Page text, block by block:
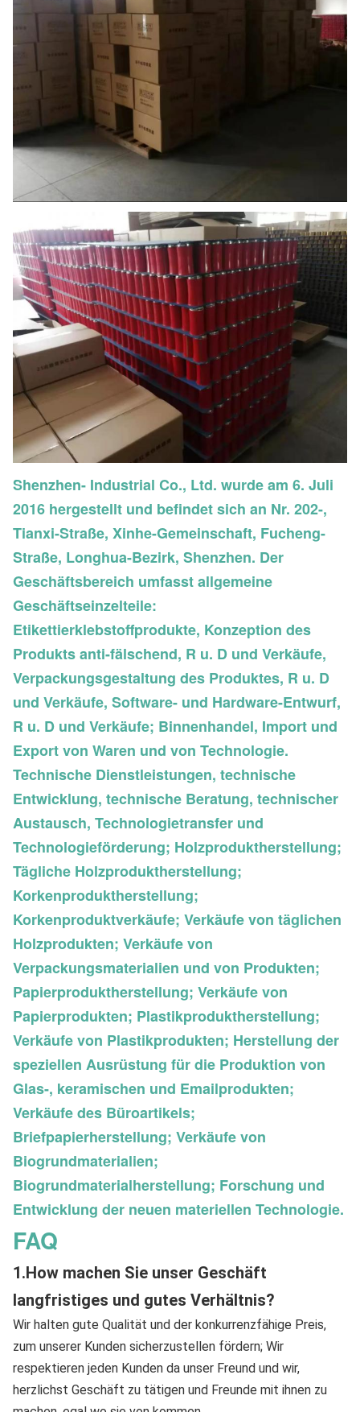
Shenzhen- Industrial Co., Ltd. wurde am 6. Juli
2016 hergestellt und befindet sich an Nr. 202-,
Tianxi-Straße, Xinhe-Gemeinschaft, Fucheng-
Straße, Longhua-Bezirk, Shenzhen. Der
Geschäftsbereich umfasst allgemeine
Geschäftseinzelteile:
Etikettierklebstoffprodukte, Konzeption des
Produkts anti-fälschend, R u. D und Verkäufe,
Verpackungsgestaltung des Produktes, R u. D
und Verkäufe, Software- und Hardware-Entwurf,
R u. D und Verkäufe; Binnenhandel, Import und
Export von Waren und von Technologie.
Technische Dienstleistungen, technische
Entwicklung, technische Beratung, technischer
Austausch, Technologietransfer und
Technologieförderung; Holzproduktherstellung;
Tägliche Holzproduktherstellung;
Korkenproduktherstellung;
Korkenproduktverkäufe; Verkäufe von täglichen
Holzprodukten; Verkäufe von
Verpackungsmaterialien und von Produkten;
Papierproduktherstellung; Verkäufe von
Papierprodukten; Plastikproduktherstellung;
Verkäufe von Plastikprodukten; Herstellung der
speziellen Ausrüstung für die Produktion von
Glas-, keramischen und Emailprodukten;
Verkäufe des Büroartikels;
Briefpapierherstellung; Verkäufe von
Biogrundmaterialien;
Biogrundmaterialherstellung; Forschung und
Entwicklung der neuen materiellen Technologie.
FAQ
1.How machen Sie unser Geschäft
langfristiges und gutes Verhältnis?
Wir halten gute Qualität und der konkurrenzfähige Preis,
zum unserer Kunden sicherzustellen fördern; Wir
respektieren jeden Kunden da unser Freund und wir,
herzlichst Geschäft zu tätigen und Freunde mit ihnen zu